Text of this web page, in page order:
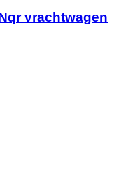
vrachtwagen